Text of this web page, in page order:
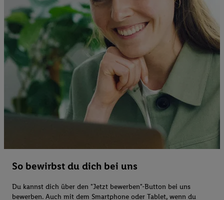
So bewirbst du dich bei uns
Du kannst dich über den "Jetzt bewerben"-Button bei uns
bewerben. Auch mit dem Smartphone oder Tablet, wenn du